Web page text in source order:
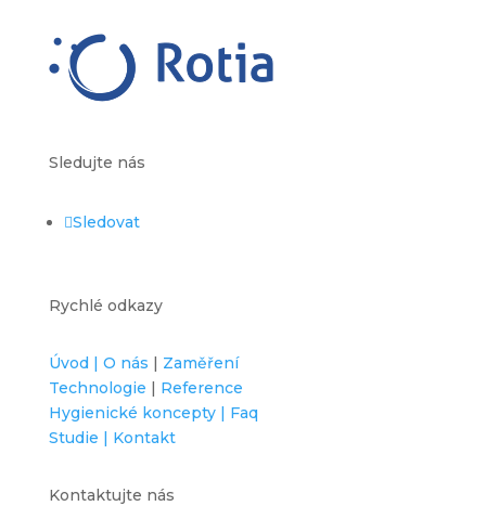
Sledujte nás
Sledovat
Rychlé odkazy
Úvod | O nás | Zaměření
Technologie | Reference
Hygienické koncepty | Faq
Studie | Kontakt
Kontaktujte nás